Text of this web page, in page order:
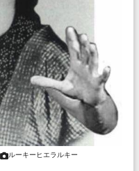
ルーキーヒエラルキー